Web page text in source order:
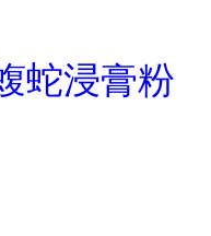
蛇浸膏粉